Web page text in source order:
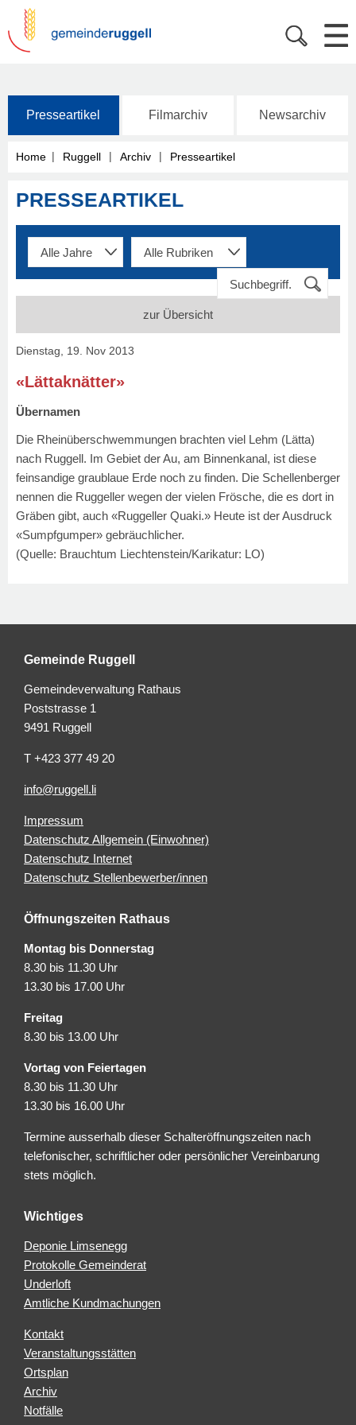
Presseartikel Filmarchiv Newsarchiv
Home | Ruggell | Archiv | Presseartikel
PRESSEARTIKEL
zur Übersicht
Dienstag, 19. Nov 2013
«Lättaknätter»
Übernamen
Die Rheinüberschwemmungen brachten viel Lehm (Lätta)
nach Ruggell. Im Gebiet der Au, am Binnenkanal, ist diese
feinsandige graublaue Erde noch zu finden. Die Schellenberger
nennen die Ruggeller wegen der vielen Frösche, die es dort in
Gräben gibt, auch «Ruggeller Quaki.» Heute ist der Ausdruck
«Sumpfgumper» gebräuchlicher.
(Quelle: Brauchtum Liechtenstein/Karikatur: LO)
Gemeinde Ruggell
Gemeindeverwaltung Rathaus
Poststrasse 1
9491 Ruggell
T +423 377 49 20
info@ruggell.li
Impressum
Datenschutz Allgemein (Einwohner)
Datenschutz Internet
Datenschutz Stellenbewerber/innen
Öffnungszeiten Rathaus
Montag bis Donnerstag
8.30 bis 11.30 Uhr
13.30 bis 17.00 Uhr
Freitag
8.30 bis 13.00 Uhr
Vortag von Feiertagen
8.30 bis 11.30 Uhr
13.30 bis 16.00 Uhr
Termine ausserhalb dieser Schalteröffnungszeiten nach
telefonischer, schriftlicher oder persönlicher Vereinbarung
stets möglich.
Wichtiges
Deponie Limsenegg
Protokolle Gemeinderat
Underloft
Amtliche Kundmachungen
Kontakt
Veranstaltungsstätten
Ortsplan
Archiv
Notfälle